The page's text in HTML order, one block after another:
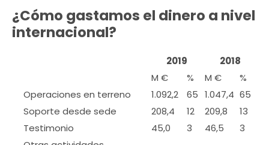
¿Cómo gastamos el dinero a nivel
internacional?
2019
2018
M €
% M €
%
Operaciones en terreno
1.092,2 65 1.047,4 65
Soporte desde sede
208,4 12 209,8
13
Testimonio
45,0 3 46,5
3